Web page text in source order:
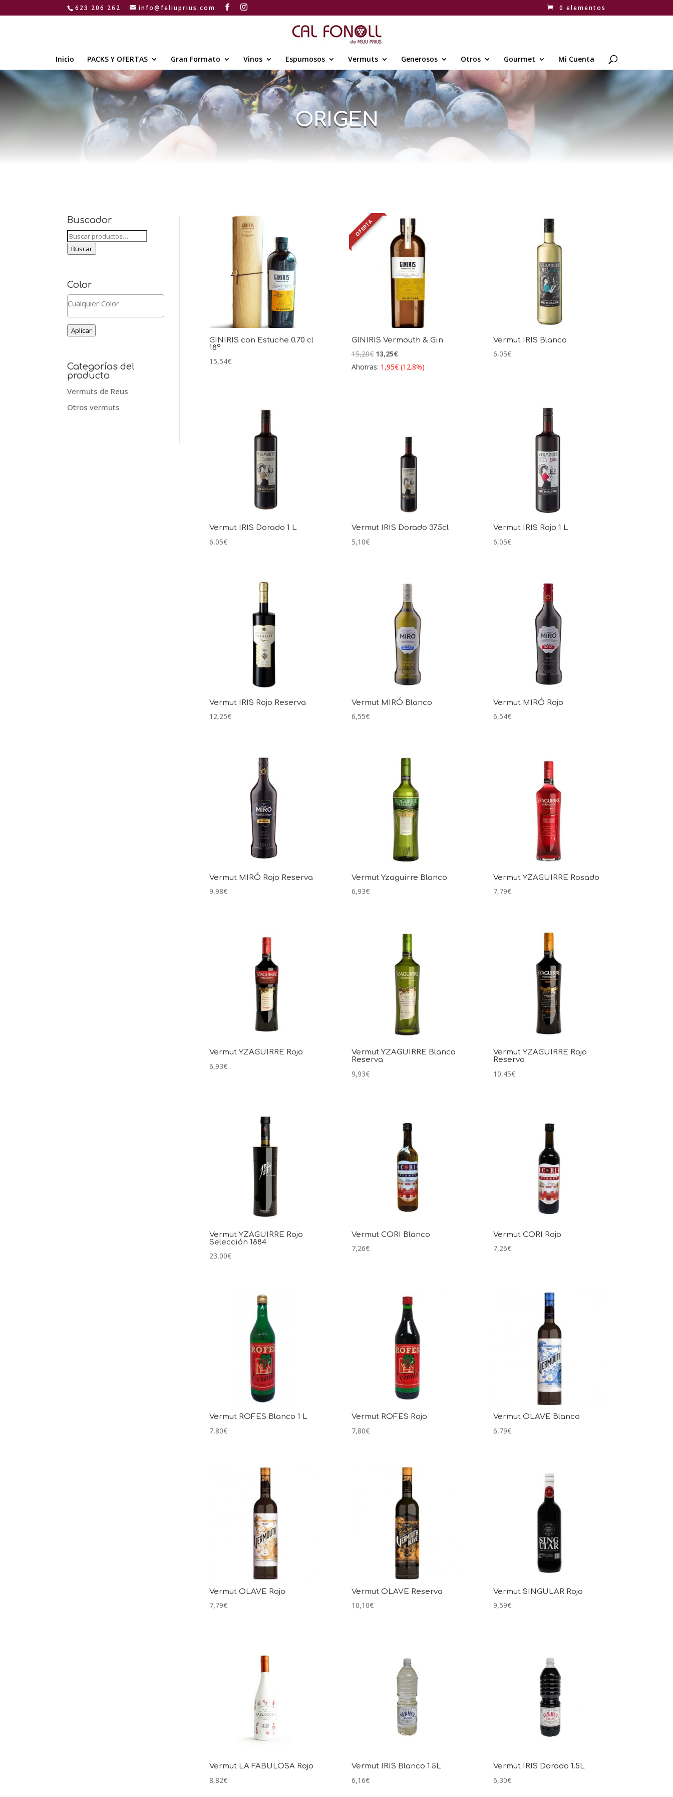
623 206 262 info@feliuprius.com 0 elementos
Inicio PACKS Y OFERTAS Gran Formato Vinos Espumosos Vermuts Generosos Otros Gourmet Mi Cuenta
ORIGEN
Buscador
Buscar
por:
Buscar
Color
Aplicar
Categorías del
producto
Vermuts de Reus
Otros vermuts
GINIRIS con Estuche 0.70 cl
18ª
15,54€
OFERTA
GINIRIS Vermouth & Gin
15,20€ El
precio
13,25€El
precio
Ahorras: 1,95€ (12.8%)
Vermut IRIS Blanco
6,05€
Vermut IRIS Dorado 1 L
6,05€
Vermut IRIS Dorado 37.5cl
5,10€
Vermut IRIS Rojo 1 L
6,05€
Vermut IRIS Rojo Reserva
12,25€
Vermut MIRÓ Blanco
6,55€
Vermut MIRÓ Rojo
6,54€
Vermut MIRÓ Rojo Reserva
9,98€
Vermut Yzaguirre Blanco
6,93€
Vermut YZAGUIRRE Rosado
7,79€
Vermut YZAGUIRRE Rojo
6,93€
Vermut YZAGUIRRE Blanco
Reserva
9,93€
Vermut YZAGUIRRE Rojo
Reserva
10,45€
Vermut YZAGUIRRE Rojo
Selección 1884
23,00€
Vermut CORI Blanco
7,26€
Vermut CORI Rojo
7,26€
Vermut ROFES Blanco 1 L
7,80€
Vermut ROFES Rojo
7,80€
Vermut OLAVE Blanco
6,79€
Vermut OLAVE Rojo
7,79€
Vermut OLAVE Reserva
10,10€
Vermut SINGULAR Rojo
9,59€
Vermut LA FABULOSA Rojo
8,82€
Vermut IRIS Blanco 1.5L
6,16€
Vermut IRIS Dorado 1.5L
6,30€